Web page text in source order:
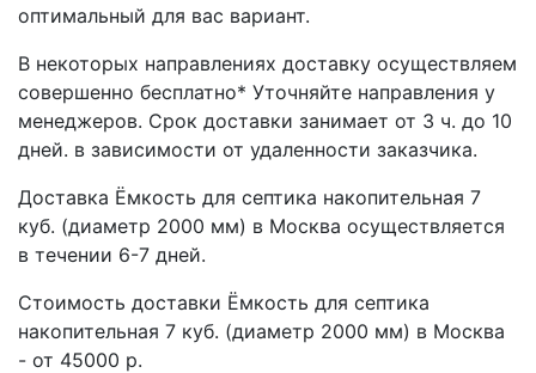
оптимальный для вас вариант.
В некоторых направлениях доставку осуществляем
совершенно бесплатно* Уточняйте направления у
менеджеров. Срок доставки занимает от 3 ч. до 10
дней. в зависимости от удаленности заказчика.
Доставка Ёмкость для септика накопительная 7
куб. (диаметр 2000 мм) в Москва осуществляется
в течении 6-7 дней.
Стоимость доставки Ёмкость для септика
накопительная 7 куб. (диаметр 2000 мм) в Москва
- от 45000 р.